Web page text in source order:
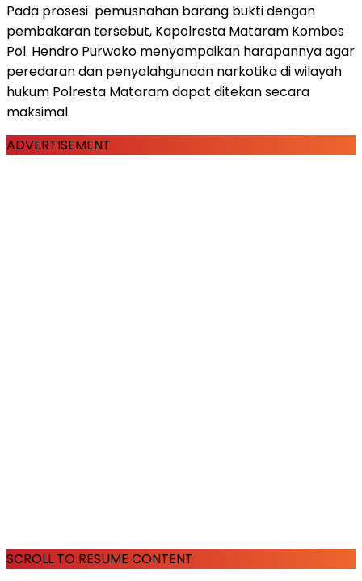
Pada prosesi pemusnahan barang bukti dengan
pembakaran tersebut, Kapolresta Mataram Kombes
Pol. Hendro Purwoko menyampaikan harapannya agar
peredaran dan penyalahgunaan narkotika di wilayah
hukum Polresta Mataram dapat ditekan secara
maksimal.
ADVERTISEMENT
SCROLL TO RESUME CONTENT